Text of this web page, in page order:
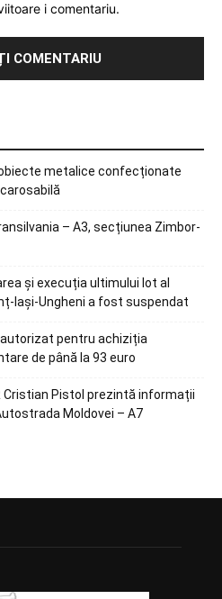
i comentariu.
metalice confecționate
– A3, secțiunea Zimbor-
și execuția ultimului lot al
Iași-Ungheni a fost suspendat
pentru achiziția
de până la 93 euro
Cristian Pistol prezintă informații
Moldovei – A7